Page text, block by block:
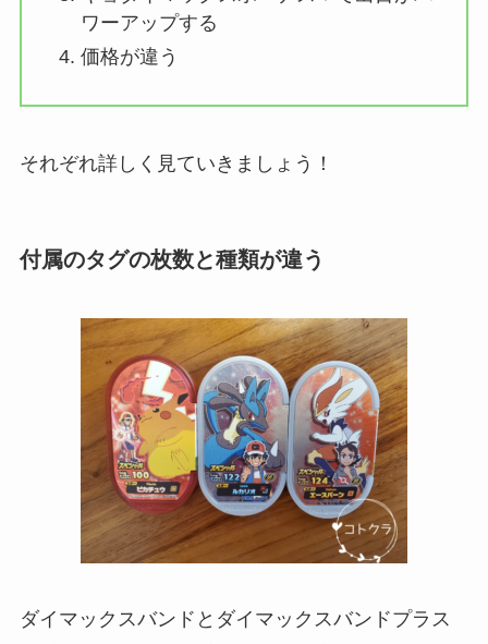
ワーアップする
価格が違う
それぞれ詳しく見ていきましょう！
付属のタグの枚数と種類が違う
ダイマックスバンドとダイマックスバンドプラス